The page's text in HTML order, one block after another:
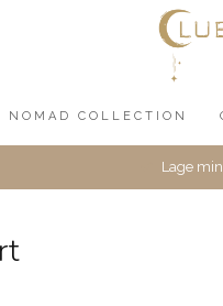
NOMAD COLLECTION
Lage